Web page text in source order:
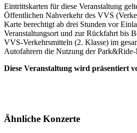
Eintrittskarten für diese Veranstaltung
Öffentlichen Nahverkehr des VVS
Karte berechtigt ab drei Stunden vor
Veranstaltungsort und zur Rückfahrt bis
VVS-Verkehrsmitteln (2. Klasse) im
Autofahrern die Nutzung der
Diese Veranstaltung wird präsentiert
Ähnliche Konzerte